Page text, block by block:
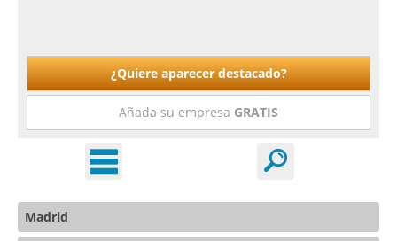
¿Quiere aparecer destacado?
Añada su empresa GRATIS
Madrid